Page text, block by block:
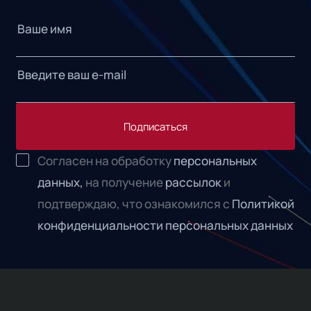
Подписаться
Согласен на обработкуперсональных
данных, на получениерассылоки
подтверждаю, что ознакомился с Политикой
конфиденциальности персональных данных